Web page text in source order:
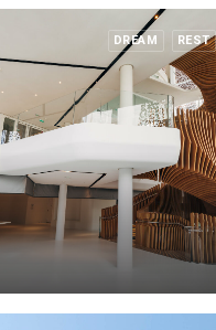
DREAM REST